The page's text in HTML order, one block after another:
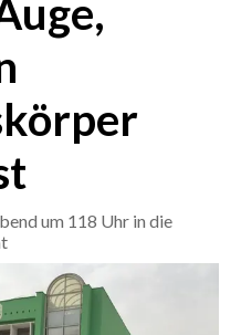
um 118 Uhr in die